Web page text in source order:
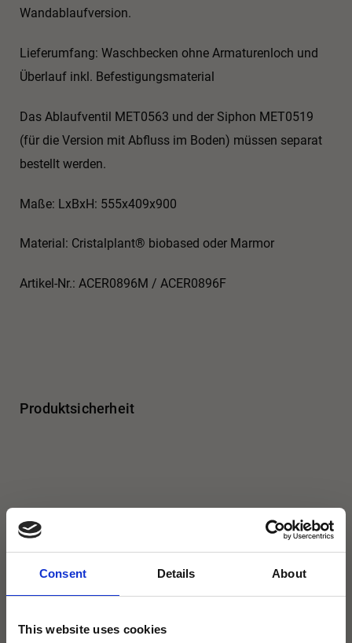
Consent Details About
This website uses cookies
Wandablaufversion.
Lieferumfang: Waschbecken ohne Armaturenloch und
Überlauf inkl. Befestigungsmaterial
Das Ablaufventil MET0563 und der Siphon MET0519
(für die Version mit Abfluss im Boden) müssen separat
bestellt werden.
Maße: LxBxH: 555x409x900
Material: Cristalplant® biobased oder Marmor
Artikel-Nr.: ACER0896M / ACER0896F
Produktsicherheit
Abmessung